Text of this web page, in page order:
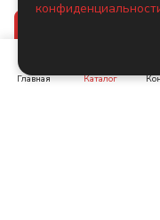
Главная Каталог